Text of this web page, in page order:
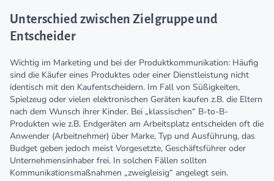
Unterschied zwischen Zielgruppe und
Entscheider
Wichtig im Marketing und bei der Produktkommunikation: Häufig
sind die Käufer eines Produktes oder einer Dienstleistung nicht
identisch mit den Kaufentscheidern. Im Fall von Süßigkeiten,
Spielzeug oder vielen elektronischen Geräten kaufen z.B. die Eltern
nach dem Wunsch ihrer Kinder. Bei „klassischen“ B-to-B-
Produkten wie z.B. Endgeräten am Arbeitsplatz entscheiden oft die
Anwender (Arbeitnehmer) über Marke, Typ und Ausführung, das
Budget geben jedoch meist Vorgesetzte, Geschäftsführer oder
Unternehmensinhaber frei. In solchen Fällen sollten
Kommunikationsmaßnahmen „zweigleisig“ angelegt sein.